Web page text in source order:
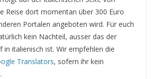
Reise dort momentan über 300 Euro
Portalen angeboten wird. Für euch
kein Nachteil, ausser das der
in italienisch ist. Wir empfehlen die
Translators, sofern ihr kein